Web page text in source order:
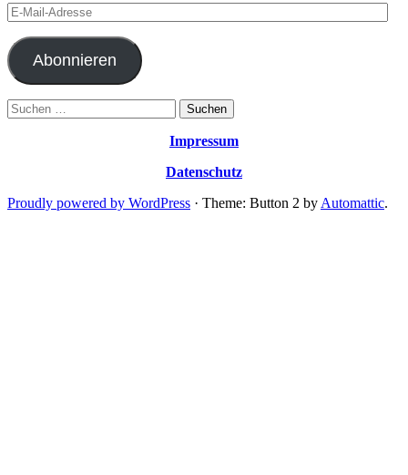
E-
Mail-
Adresse
Abonnieren
Suchen
nach:
Impressum
Datenschutz
Proudly powered by WordPress · Theme: Button 2 by Automattic.